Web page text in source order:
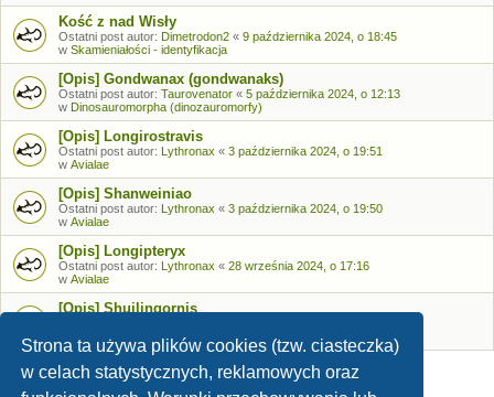
Strona ta używa plików cookies (tzw. ciasteczka)
w celach statystycznych, reklamowych oraz
Kość z nad Wisły
Ostatni post autor: Dimetrodon2 « 9 października 2024, o 18:45
w Skamieniałości - identyfikacja
[Opis] Gondwanax (gondwanaks)
Ostatni post autor: Taurovenator « 5 października 2024, o 12:13
w Dinosauromorpha (dinozauromorfy)
[Opis] Longirostravis
Ostatni post autor: Lythronax « 3 października 2024, o 19:51
w Avialae
[Opis] Shanweiniao
Ostatni post autor: Lythronax « 3 października 2024, o 19:50
w Avialae
[Opis] Longipteryx
Ostatni post autor: Lythronax « 28 września 2024, o 17:16
w Avialae
[Opis] Shuilingornis